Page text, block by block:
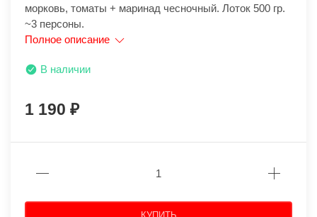
морковь, томаты + маринад чесночный. Лоток 500 гр.
~3 персоны.
Полное описание
В наличии
1 190